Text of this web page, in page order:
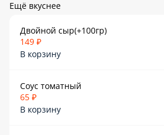
Ещё вкуснее
Двойной сыр(+100гр)
149 ₽
В корзину
Соус томатный
65 ₽
В корзину